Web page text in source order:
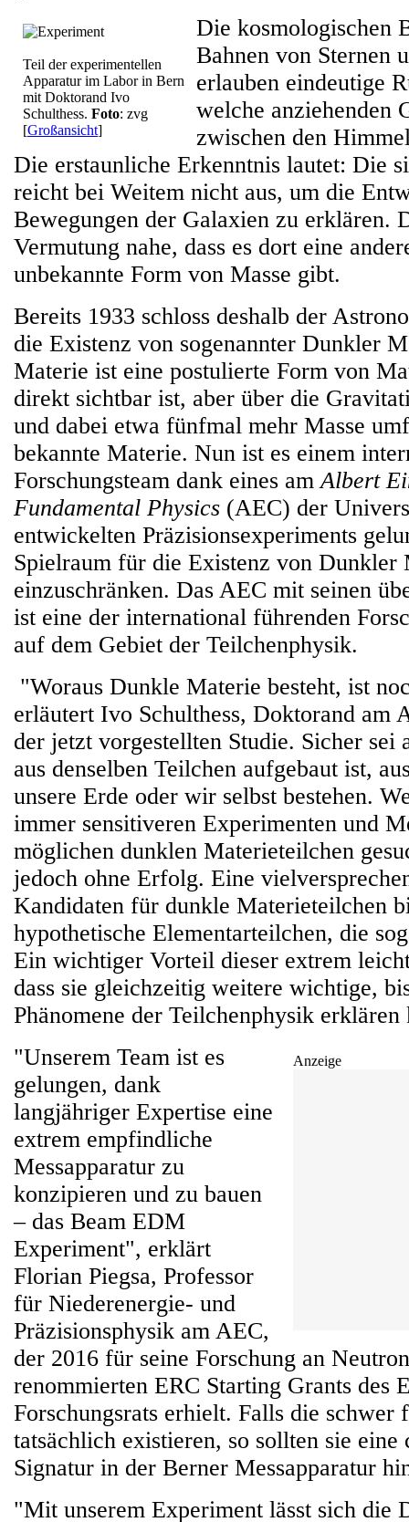
Teil der experimentellen
Apparatur im Labor in Bern
mit Doktorand Ivo
Schulthess. Foto: zvg
[Großansicht]
Die kosmologischen
Bahnen von Sternen
erlauben eindeutige
welche anziehenden
zwischen den
Die erstaunliche Erkenntnis lautet: Die
reicht bei Weitem nicht aus, um die
Bewegungen der Galaxien zu erklären.
Vermutung nahe, dass es dort eine
unbekannte Form von Masse gibt.
Bereits 1933 schloss deshalb der
die Existenz von sogenannter Dunkler
Materie ist eine postulierte Form von
direkt sichtbar ist, aber über die
und dabei etwa fünfmal mehr Masse
bekannte Materie. Nun ist es einem
Forschungsteam dank eines amAlbert
Fundamental Physics (AEC) der
entwickelten Präzisionsexperiments
Spielraum für die Existenz von Dunkler
einzuschränken. Das AEC mit seinen
ist eine der international führenden
auf dem Gebiet der Teilchenphysik.
"Woraus Dunkle Materie besteht, ist
erläutert Ivo Schulthess, Doktorand am
der jetzt vorgestellten Studie. Sicher sei
aus denselben Teilchen aufgebaut ist,
unsere Erde oder wir selbst bestehen.
immer sensitiveren Experimenten und
möglichen dunklen Materieteilchen
jedoch ohne Erfolg. Eine
Kandidaten für dunkle Materieteilchen
hypothetische Elementarteilchen, die
Ein wichtiger Vorteil dieser extrem
dass sie gleichzeitig weitere wichtige,
Phänomene der Teilchenphysik erklären
Anzeige
"Unserem Team ist es
gelungen, dank
langjähriger Expertise eine
extrem empfindliche
Messapparatur zu
konzipieren und zu bauen
– das Beam EDM
Experiment", erklärt
Florian Piegsa, Professor
für Niederenergie- und
Präzisionsphysik am AEC,
der 2016 für seine Forschung an
renommierten ERC Starting Grants des
Forschungsrats erhielt. Falls die schwer
tatsächlich existieren, so sollten sie eine
Signatur in der Berner Messapparatur
"Mit unserem Experiment lässt sich die